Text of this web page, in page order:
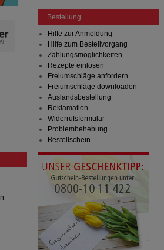
Bestellung
Hilfe zur Anmeldung
Hilfe zum Bestellvorgang
Zahlungsmöglichkeiten
Rezepte einlösen
Freiumschläge anfordern
Freiumschläge downloaden
Auslandsbestellung
Reklamation
Widerrufsformular
Problembehebung
Bestellschein